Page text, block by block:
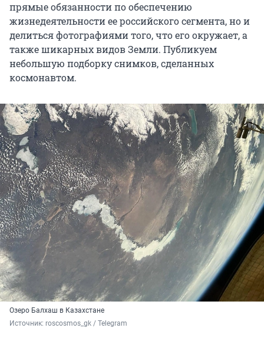
прямые обязанности по обеспечению
жизнедеятельности ее российского сегмента, но и
делиться фотографиями того, что его окружает, а
также шикарных видов Земли. Публикуем
небольшую подборку снимков, сделанных
космонавтом.
Озеро Балхаш в Казахстане
Источник: roscosmos_gk / Telegram